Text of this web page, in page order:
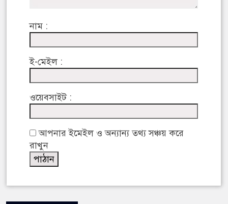
নাম :
ই-মেইল :
ওয়েবসাইট :
আপনার ইমেইল ও অন্যান্য তথ্য সঞ্চয় করে
রাখুন